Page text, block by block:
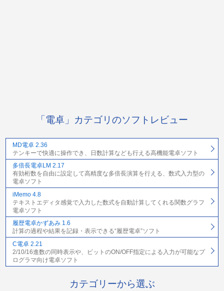
「電卓」カテゴリのソフトレビュー
MD電卓 2.36
テンキーで快適に操作でき、日数計算なども行える高機能電卓ソフト
多倍長電卓LM 2.17
有効桁数を自由に設定して高精度な多倍長演算を行える、数式入力型の
電卓ソフト
iMemo 4.8
テキストエディタ感覚で入力した数式を自動計算してくれる関数グラフ
電卓ソフト
履歴電卓かずあみ 1.6
計算の過程や結果を記録・表示できる“履歴電卓”ソフト
C電卓 2.21
2/10/16進数の同時表示や、ビットのON/OFF指定による入力が可能なプ
ログラマ向け電卓ソフト
カテゴリーから選ぶ